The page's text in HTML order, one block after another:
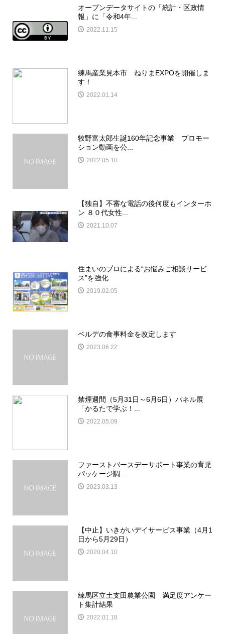
オープンデータサイトの「統計・区政情
報」に「令和4年...
2022.11.15
練馬産業見本市 ねりまEXPOを開催しま
す！
2022.01.14
牧野富太郎生誕160年記念事業 プロモー
ション動画を公...
2022.05.10
【独自】不審な電話の後何度もインターホ
ン ８０代女性...
2021.10.07
住まいのプロによる“お悩みご相談サービ
ス”を強化
2019.02.05
ベルデの食事料金を改定します
2023.06.22
禁煙週間（5月31日～6月6日）パネル展
「かるたで学ぶ！...
2022.05.09
ファーストバースデーサポート事業の育児
パッケージ調...
2023.03.13
【中止】いきがいデイサービス事業（4月1
日から5月29日）
2020.04.10
練馬区立土支田農業公園 満足度アンケー
ト集計結果
2022.01.18